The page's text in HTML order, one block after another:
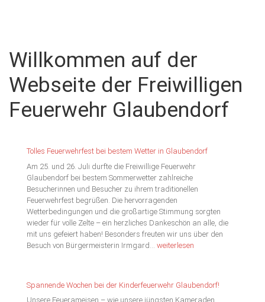
Glaubendorf
Glaubendorf
Willkommen auf der
Webseite der Freiwilligen
Feuerwehr Glaubendorf
Tolles Feuerwehrfest bei bestem Wetter in Glaubendorf
Am 25. und 26. Juli durfte die Freiwillige Feuerwehr
Glaubendorf bei bestem Sommerwetter zahlreiche
Besucherinnen und Besucher zu ihrem traditionellen
Feuerwehrfest begrüßen. Die hervorragenden
Wetterbedingungen und die großartige Stimmung sorgten
wieder für volle Zelte – ein herzliches Dankeschön an alle, die
mit uns gefeiert haben! Besonders freuten wir uns über den
Besuch von Bürgermeisterin Irmgard… Tolles
Wetter
weiterlesen
Spannende Wochen bei der Kinderfeuerwehr Glaubendorf!
Unsere Feuerameisen – wie unsere jüngsten Kameraden